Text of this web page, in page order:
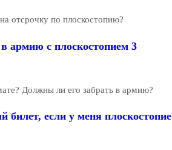
отсрочку по плоскостопию?
армию с плоскостопием 3
Должны ли его забрать в армию?
билет, если у меня плоскостопие